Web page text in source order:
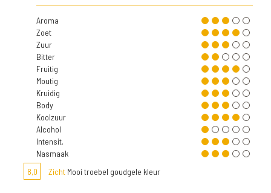
Aroma
Zoet
Zuur
Bitter
Fruitig
Moutig
Kruidig
Body
Koolzuur
Alcohol
Intensit.
Nasmaak
8,0
Zicht Mooi troebel goudgele kleur